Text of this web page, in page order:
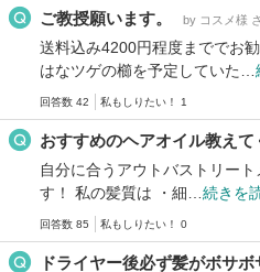
ご教授願います。 by コスメ様
送料込み4200円程度まででお
はなツゲの櫛を予定していた…
回答数 42 私もしりたい！ 1
おすすめのヘアオイル教えて
自分に合うアウトバストリー
す！ 私の髪質は ・細… 続きを
回答数 85 私もしりたい！ 0
ドライヤー後必ず髪がボサ